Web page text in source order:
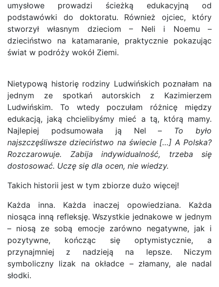
umysłowe prowadzi ścieżką edukacyjną od
podstawówki do doktoratu. Również ojciec, który
stworzył własnym dzieciom – Neli i Noemu –
dzieciństwo na katamaranie, praktycznie pokazując
świat w podróży wokół Ziemi.
Nietypową historię rodziny Ludwińskich poznałam na
jednym ze spotkań autorskich z Kazimierzem
Ludwińskim. To wtedy poczułam różnicę między
edukacją, jaką chcielibyśmy mieć a tą, którą mamy.
Najlepiej podsumowała ją Nel – To było
najszczęśliwsze dzieciństwo na świecie […] A Polska?
Rozczarowuje. Zabija indywidualność, trzeba się
dostosować. Uczę się dla ocen, nie wiedzy.
Takich historii jest w tym zbiorze dużo więcej!
Każda inna. Każda inaczej opowiedziana. Każda
niosąca inną refleksję. Wszystkie jednakowe w jednym
– niosą ze sobą emocje zarówno negatywne, jak i
pozytywne, kończąc się optymistycznie, a
przynajmniej z nadzieją na lepsze. Niczym
symboliczny lizak na okładce – złamany, ale nadal
słodki.